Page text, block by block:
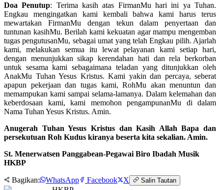
Doa Penutup: Terima kasih atas FirmanMu hari ini ya Tuhan.
Engkau mengingatkan kami kembali bahwa kami harus terus
mewartakan FirmanMu dengan tekun dalam penyertaan dan
tuntunan kasihMu. Berilah kami kekuatan agar mampu mengemban
tugas pengutusanMu, sebagai umat yang telah Engkau pilih. Ajarlah
kami, melakukan semua itu lewat pelayanan kami setiap hari,
dengan menunjukkan sikap kerendahan hati dan rela berkorban
untuk sesama kami sebagaimana teladan yang ditunjukkan oleh
AnakMu Tuhan Yesus Kristus. Kami yakin dan percaya, seberat
apapun pekerjaan dan tugas kami, RohMu akan menuntun dan
memampukan kami sampai selama-lamanya. Dalam kelemahan dan
keberdosaan kami, kami memohon pengampunanMu di dalam
Nama Tuhan Yesus Kristus. Amin.
Anugerah Tuhan Yesus Kristus dan Kasih Allah Bapa dan
persekutuan Roh Kudus kiranya beserta kita sekalian. Amin.
St. Menerwatsen Panggabean-Pegawai Biro Ibadah Musik
HKBP
Bagikan: WhatsApp Facebook X Salin Tautan